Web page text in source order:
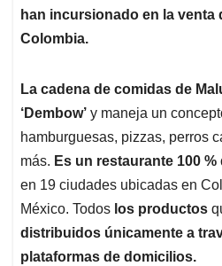
han incursionado en la venta
Colombia.
La cadena de comidas de
‘Dembow’ y maneja un
hamburguesas, pizzas, perros
más. Es un restaurante 100 %
en 19 ciudades ubicadas en
México. Todos los productos
distribuidos únicamente a
plataformas de domicilios.